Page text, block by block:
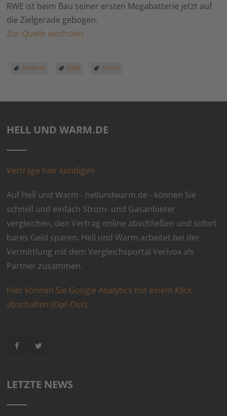
RWE ist beim Bau seiner ersten Megabatterie jetzt auf
die Zielgerade gebogen.
Zur Quelle wechseln
Batterie EWE Strom
HELL UND WARM.DE
Verträge hier kündigen
Auf Hell und Warm - hellundwarm.de - können Sie
schnell und einfach Strom- und Gasanbieter
vergleichen, den Vertrag online abschließen und sofort
bares Geld sparen. Hell und Warm arbeitet bei der
Vermittlung mit dem Vergleichsportal Verivox als
Partner zusammen.
Hier können Sie Google Analytics mit einem Klick
abschalten (Opt-Out).
LETZTE NEWS